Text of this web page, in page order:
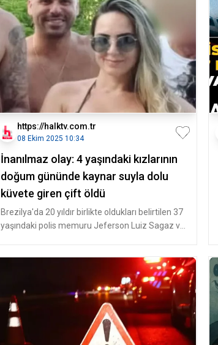
https://halktv.com.tr
08 Ekim 2025 10:34
İnanılmaz olay: 4 yaşındaki kızlarının
doğum gününde kaynar suyla dolu
küvete giren çift öldü
Brezilya'da 20 yıldır birlikte oldukları belirtilen 37
yaşındaki polis memuru Jeferson Luiz Sagaz ve